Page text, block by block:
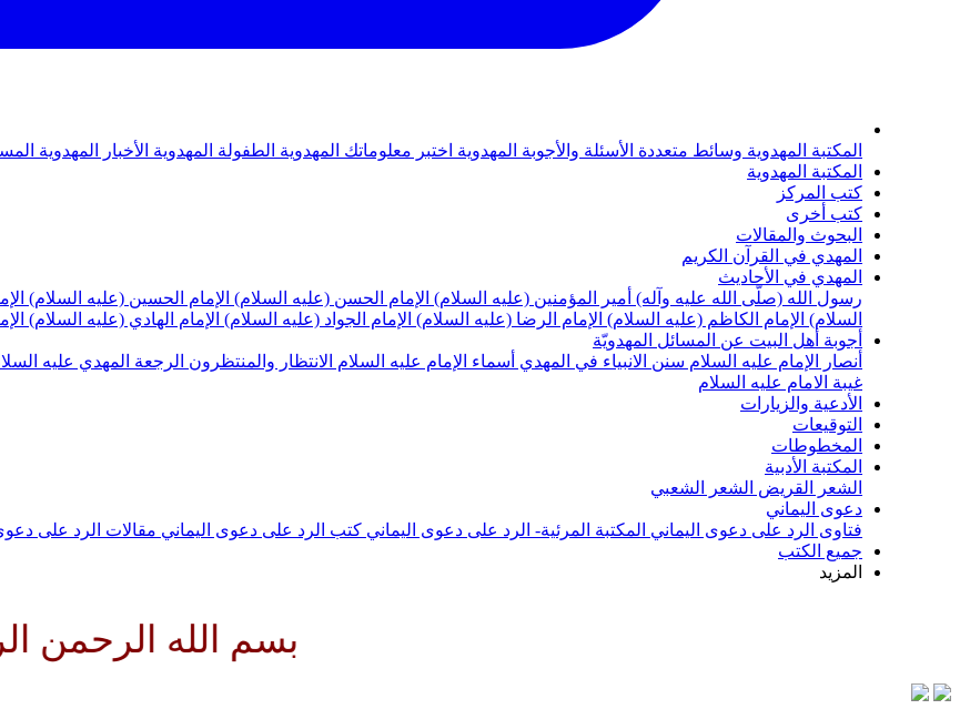
المكتبة المهدوية وسائط متعددة الأسئلة والأجوبة المهدوية اختبر معلوماتك المهدوية الطفولة المهدوية الأخبار المهدوية
المكتبة المهدوية
كتب المركز
كتب أخرى
البحوث والمقالات
المهدي في القرآن الكريم
المهدي في الأحاديث
رسول الله (صلّى الله عليه وآله) أمير المؤمنين (عليه السلام) الإمام الحسن (عليه السلام) الإمام الحسين (عليه السلام)
السلام) الإمام الكاظم (عليه السلام) الإمام الرضا (عليه السلام) الإمام الجواد (عليه السلام) الإمام الهادي (عليه السلام)
أجوبة أهل البيت عن المسائل المهدويّة
أنصار الإمام عليه السلام سنن الانبياء في المهدي أسماء الإمام عليه السلام الانتظار والمنتظرون الرجعة المهدي عليه
غيبة الامام عليه السلام
الأدعية والزيارات
التوقيعات
المخطوطات
المكتبة الأدبية
الشعر القريض الشعر الشعبي
دعوى اليماني
فتاوى الرد على دعوى اليماني المكتبة المرئية- الرد على دعوى اليماني كتب الرد على دعوى اليماني مقالات الرد على
جميع الكتب
المزيد
بسم الله الرحمن الرحيم